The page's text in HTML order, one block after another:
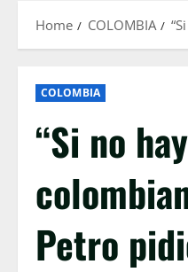
Home COLOMBIA
COLOMBIA
“Si no
Petro